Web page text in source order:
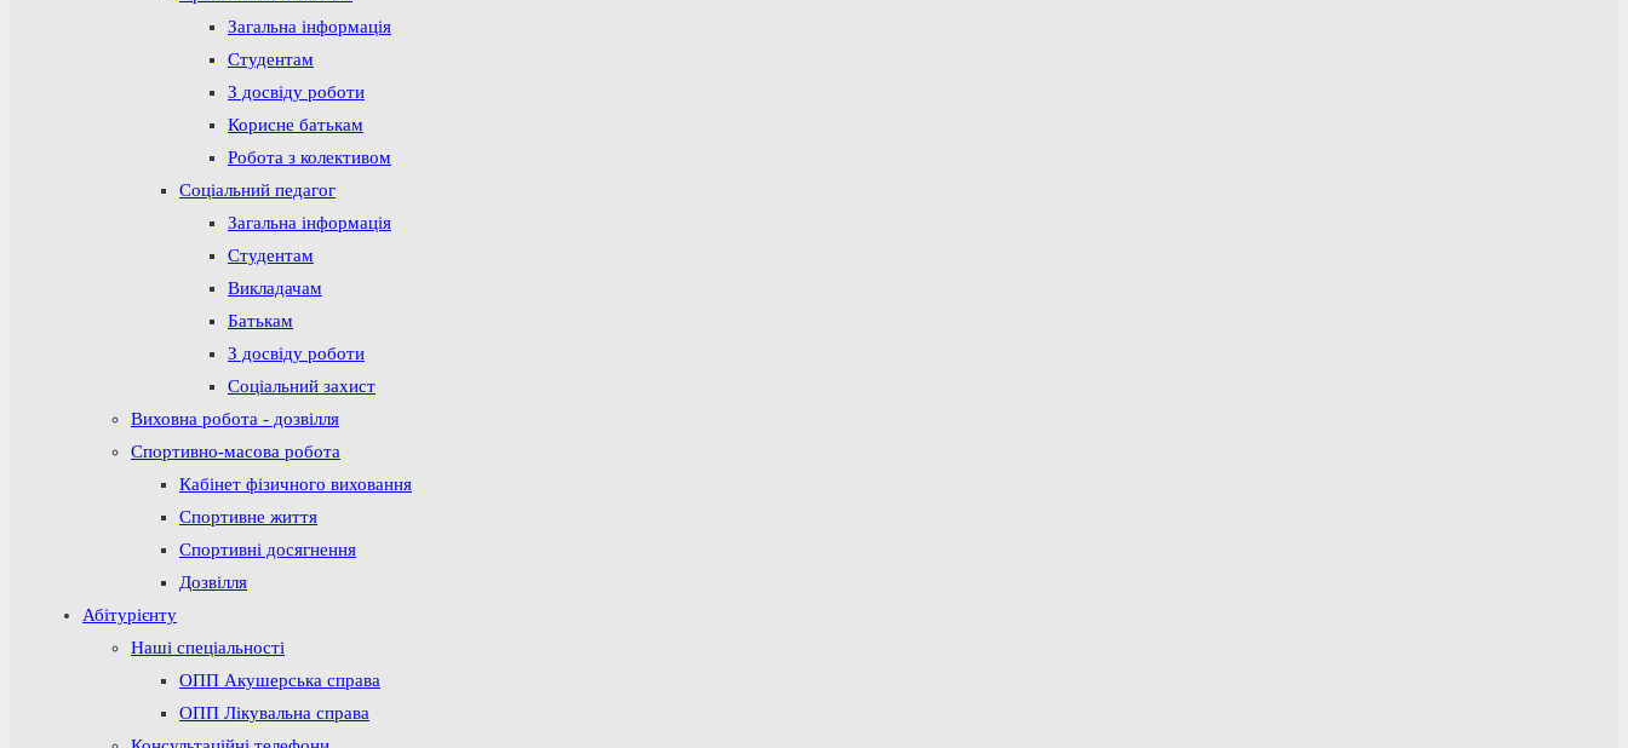
Загальна інформація
Студентам
З досвіду роботи
Корисне батькам
Робота з колективом
Соціальний педагог
Загальна інформація
Студентам
Викладачам
Батькам
З досвіду роботи
Соціальний захист
Виховна робота - дозвілля
Спортивно-масова робота
Кабінет фізичного виховання
Спортивне життя
Спортивні досягнення
Дозвілля
Абітурієнту
Наші спеціальності
ОПП Акушерська справа
ОПП Лікувальна справа